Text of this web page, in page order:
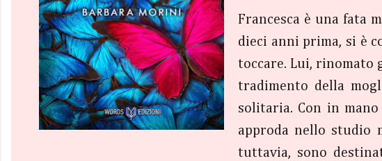
Francesca è una fata
dieci anni prima, si è
toccare. Lui, rinomato
tradimento della
solitaria. Con in
approda nello studio
tuttavia, sono